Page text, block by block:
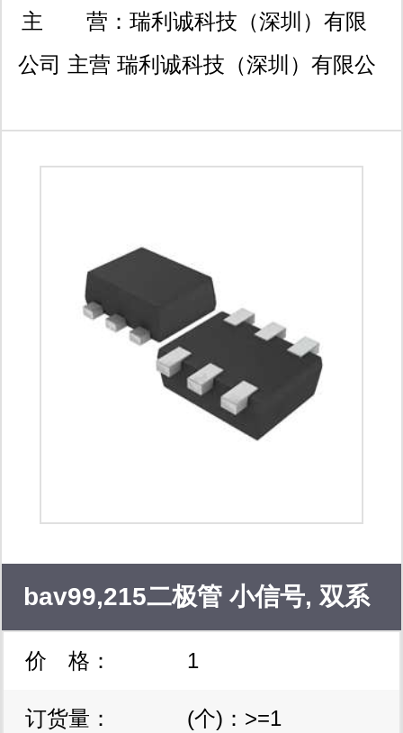
饰大厦a座6楼
主 营： 瑞利诚科技（深圳）有限
公司 主营 瑞利诚科技（深圳）有限公
坚持自营库存，一片起售，样品支持；
公司致力于为客户提供可靠的方案，并
协助客户进行产品选型，使设计方案的
性价比最优化。 等品牌各大授权代理
质周到的服务。
bav99,215二极管 小信号, 双系
列, 100 v, 215 ma, 1.25 v, 4
价 格： 1
订货量： (个)：>=1